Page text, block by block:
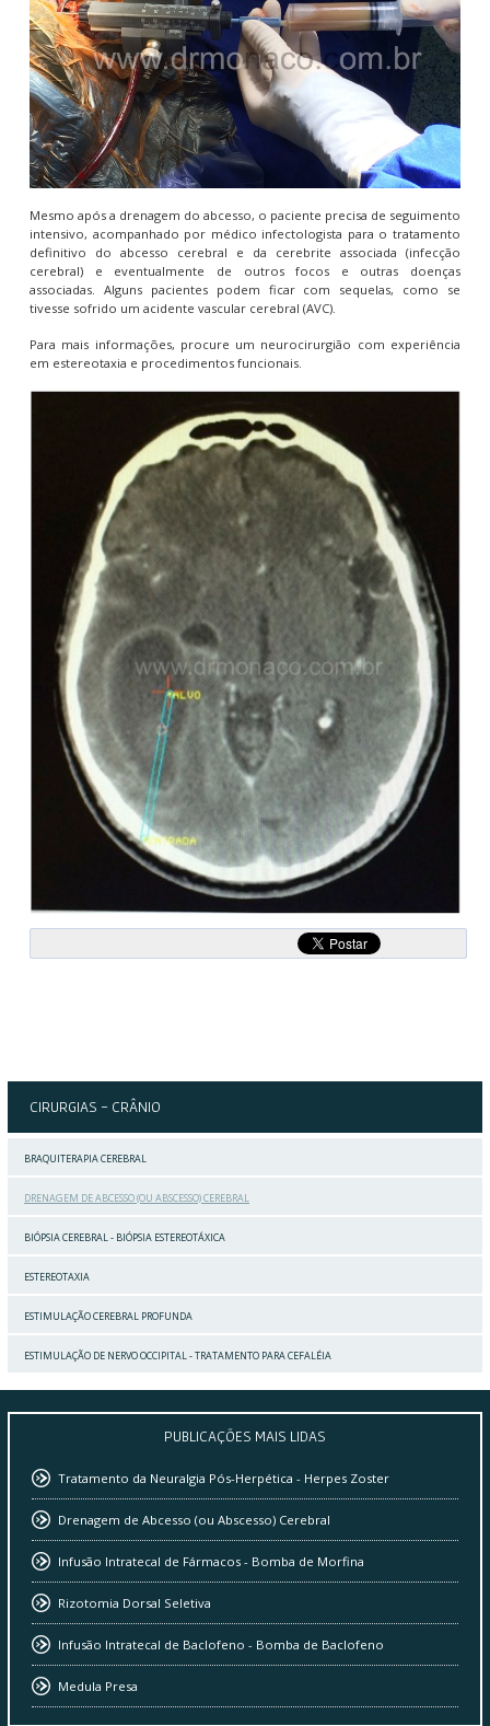
Mesmo após a drenagem do abcesso, o paciente precisa de seguimento
intensivo, acompanhado por médico infectologista para o tratamento
definitivo do abcesso cerebral e da cerebrite associada (infecção
cerebral) e eventualmente de outros focos e outras doenças
associadas. Alguns pacientes podem ficar com sequelas, como se
tivesse sofrido um acidente vascular cerebral (AVC).
Para mais informações, procure um neurocirurgião com experiência
em estereotaxia e procedimentos funcionais.
CIRURGIAS - CRÂNIO
BRAQUITERAPIA CEREBRAL
DRENAGEM DE ABCESSO (OU ABSCESSO) CEREBRAL
BIÓPSIA CEREBRAL - BIÓPSIA ESTEREOTÁXICA
ESTEREOTAXIA
ESTIMULAÇÃO CEREBRAL PROFUNDA
ESTIMULAÇÃO DE NERVO OCCIPITAL - TRATAMENTO PARA CEFALÉIA
PUBLICAÇÕES MAIS LIDAS
Tratamento da Neuralgia Pós-Herpética - Herpes Zoster
Drenagem de Abcesso (ou Abscesso) Cerebral
Infusão Intratecal de Fármacos - Bomba de Morfina
Rizotomia Dorsal Seletiva
Infusão Intratecal de Baclofeno - Bomba de Baclofeno
Medula Presa